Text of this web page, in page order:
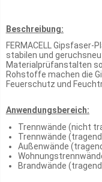
Beschreibung:
FERMACELL
stabilen und
Materialprüfanstalten
Rohstoffe machen die
Feuerschutz und
Anwendungsbereich:
Trennwände (nicht
Trennwände
Außenwände
Brandwände